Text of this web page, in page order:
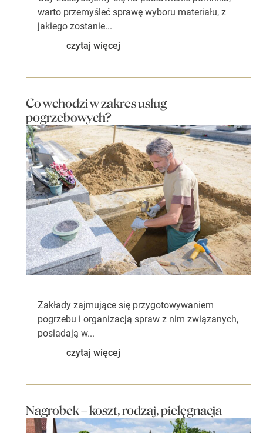
warto przemyśleć sprawę wyboru materiału, z
jakiego zostanie...
czytaj więcej
Co wchodzi w zakres usług
pogrzebowych?
Zakłady zajmujące się przygotowywaniem
pogrzebu i organizacją spraw z nim związanych,
posiadają w...
czytaj więcej
Nagrobek – koszt, rodzaj, pielęgnacja